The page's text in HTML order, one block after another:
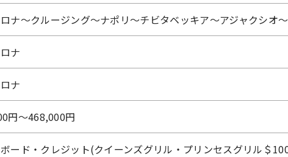
ナ～クルージング～ナポリ～チビタベッキア～アジャクシオ
ナ
ナ
円〜468,000円
ード・クレジット(クイーンズグリル・プリンセスグリル＄